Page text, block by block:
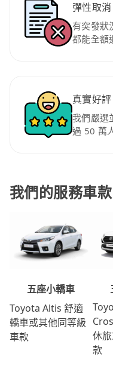
彈性取
有突發狀
都能全額
真實好
我們嚴選
過 50 萬
我們的服務車款
五座小轎車
Toyota Altis 舒適
轎車或其他同等級
車款
休
款